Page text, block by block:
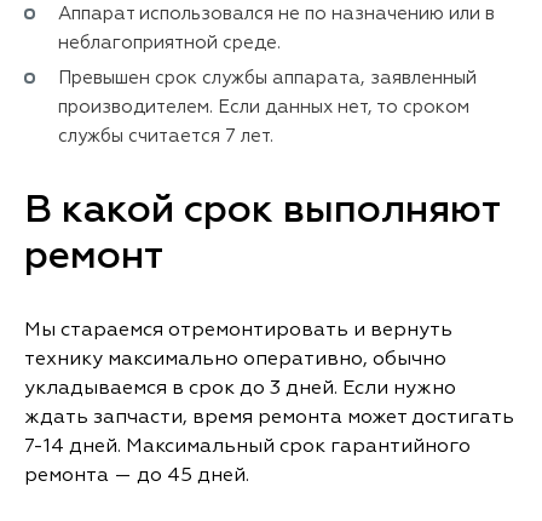
Аппарат использовался не по назначению или в
неблагоприятной среде.
Превышен срок службы аппарата, заявленный
производителем. Если данных нет, то сроком
службы считается 7 лет.
В какой срок выполняют
ремонт
Мы стараемся отремонтировать и вернуть
технику максимально оперативно, обычно
укладываемся в срок до 3 дней. Если нужно
ждать запчасти, время ремонта может достигать
7-14 дней. Максимальный срок гарантийного
ремонта — до 45 дней.